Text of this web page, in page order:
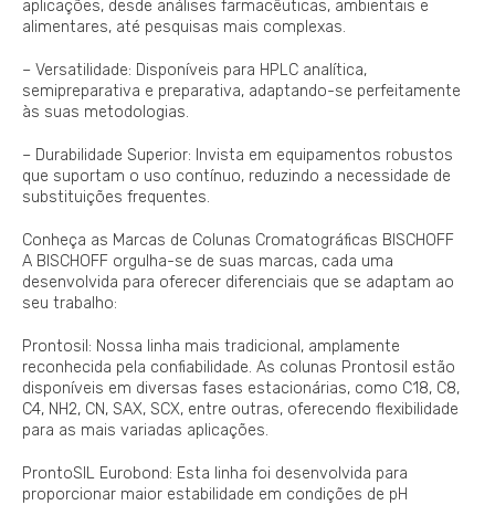
aplicações, desde análises farmacêuticas, ambientais e
alimentares, até pesquisas mais complexas.
– Versatilidade: Disponíveis para HPLC analítica,
semipreparativa e preparativa, adaptando-se perfeitamente
às suas metodologias.
– Durabilidade Superior: Invista em equipamentos robustos
que suportam o uso contínuo, reduzindo a necessidade de
substituições frequentes.
Conheça as Marcas de Colunas Cromatográficas BISCHOFF
A BISCHOFF orgulha-se de suas marcas, cada uma
desenvolvida para oferecer diferenciais que se adaptam ao
seu trabalho:
Prontosil: Nossa linha mais tradicional, amplamente
reconhecida pela confiabilidade. As colunas Prontosil estão
disponíveis em diversas fases estacionárias, como C18, C8,
C4, NH2, CN, SAX, SCX, entre outras, oferecendo flexibilidade
para as mais variadas aplicações.
ProntoSIL Eurobond: Esta linha foi desenvolvida para
proporcionar maior estabilidade em condições de pH